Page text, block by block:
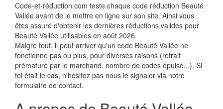
Code-et-réduction.com teste chaque code réduction Beauté
Vallée avant de le mettre en ligne sur son site. Ainsi vous
êtes assuré d'obtenir les dernières réductions valides pour
Beauté Vallée utilisables en août 2026.
Malgré tout, il peut arriver qu'un code Beauté Vallée ne
fonctionne pas ou plus, pour diverses raisons (retrait
prématuré par le marchand, nombre de codes épuisé...). Si
tel était le cas, n'hésitez pas nous le signaler via notre
formulaire de contact.